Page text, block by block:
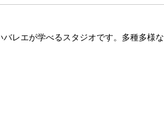
レエが学べるスタジオです。多種多様